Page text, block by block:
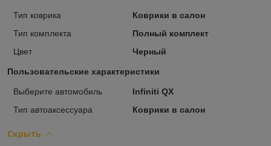
Тип коврика
Коврики в салон
Тип комплекта
Полный комплект
Цвет
Черный
Пользовательские характеристики
Выберите автомобиль
Infiniti QX
Тип автоаксессуара
Коврики в салон
Скрыть